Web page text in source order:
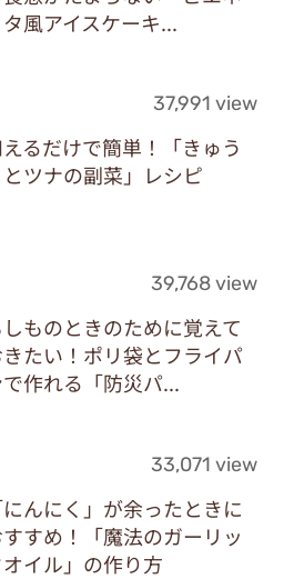
タ風アイスケーキ...
37,991 view
るだけで簡単！「きゅう
とツナの副菜」レシピ
39,768 view
ものときのために覚えて
きたい！ポリ袋とフライパ
で作れる「防災パ...
33,071 view
にんにく」が余ったときに
すめ！「魔法のガーリッ
オイル」の作り方